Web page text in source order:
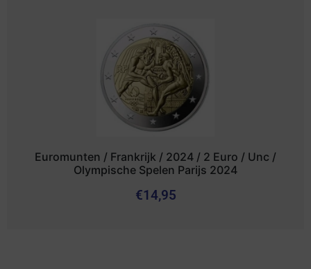
Euromunten / Frankrijk / 2024 / 2 Euro / Unc /
Olympische Spelen Parijs 2024
€14,95